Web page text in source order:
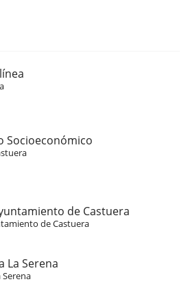
Socioeconómico
de Castuera
de Castuera
La Serena